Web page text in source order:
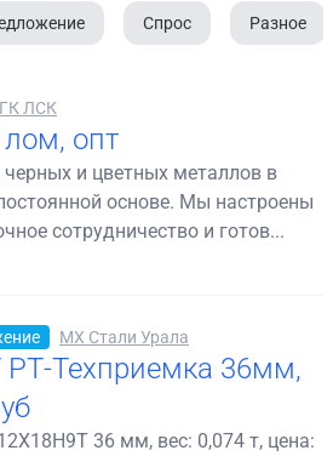
Спрос Разное
ГК ЛСК
опт
и цветных металлов в
основе. Мы настроены
сотрудничество и готов...
МХ Стали Урала
РТ-Техприемка 36мм,
36 мм, вес: 0,074 т, цена: